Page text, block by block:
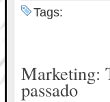
Tags:
Marketing:
passado